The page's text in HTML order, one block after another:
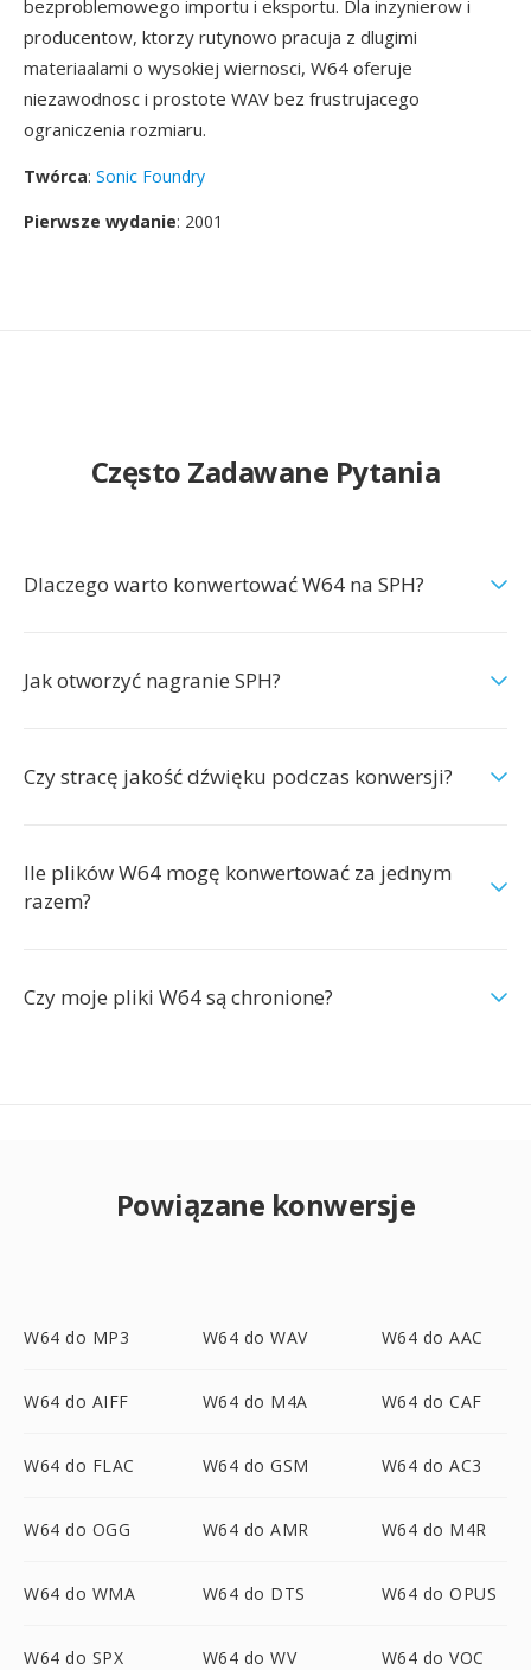
bezproblemowego importu i eksportu. Dla inzynierow i
producentow, ktorzy rutynowo pracuja z dlugimi
materiaalami o wysokiej wiernosci, W64 oferuje
niezawodnosc i prostote WAV bez frustrujacego
ograniczenia rozmiaru.
Twórca: Sonic Foundry
Pierwsze wydanie: 2001
Często Zadawane Pytania
Dlaczego warto konwertować W64 na SPH?
Jak otworzyć nagranie SPH?
Czy stracę jakość dźwięku podczas konwersji?
Ile plików W64 mogę konwertować za jednym
razem?
Czy moje pliki W64 są chronione?
Powiązane konwersje
W64 do MP3 W64 do WAV W64 do AAC
W64 do AIFF W64 do M4A W64 do CAF
W64 do FLAC W64 do GSM W64 do AC3
W64 do OGG W64 do AMR W64 do M4R
W64 do WMA W64 do DTS W64 do OPUS
W64 do SPX W64 do WV W64 do VOC